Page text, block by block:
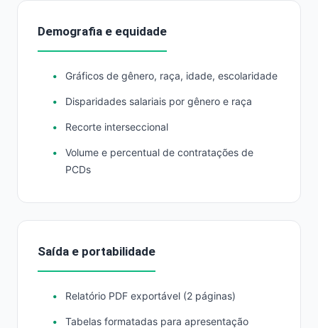
Demografia e equidade
Gráficos de gênero, raça, idade, escolaridade
Disparidades salariais por gênero e raça
Recorte interseccional
Volume e percentual de contratações de
PCDs
Saída e portabilidade
Relatório PDF exportável (2 páginas)
Tabelas formatadas para apresentação